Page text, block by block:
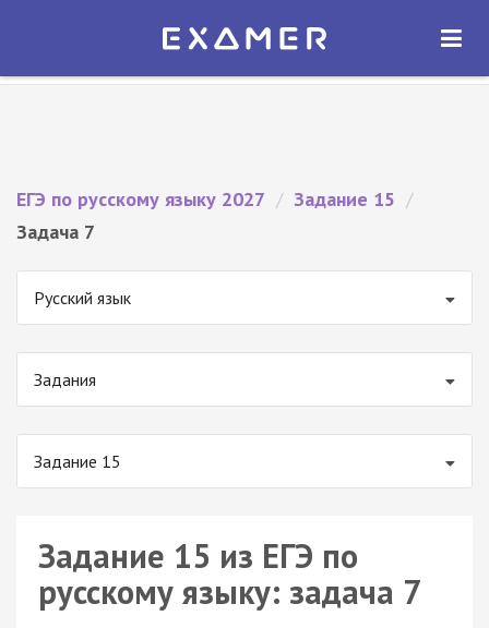
Экзамер — ЕГЭ 2027
ОТКРЫТЬ
ЕГЭ по русскому языку 2027 / Задание 15 /
Задача 7
Русский язык
Задания
Задание 15
Задание 15 из ЕГЭ по
русскому языку: задача 7